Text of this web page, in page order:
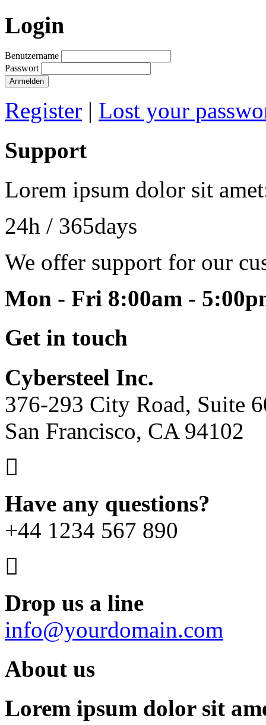
Login
Benutzername
Passwort
Anmelden
Register | Lost your
Support
Lorem ipsum dolor sit
24h / 365days
We offer support for our
Mon - Fri 8:00am -
Get in touch
Cybersteel Inc.
376-293 City Road, Suite
San Francisco, CA 94102
Have any questions?
+44 1234 567 890
Drop us a line
info@yourdomain.com
About us
Lorem ipsum dolor sit